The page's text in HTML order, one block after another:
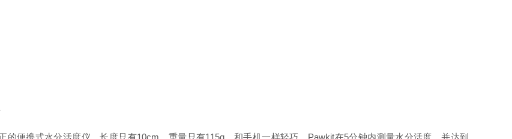
便携式水分活度仪。长度只有10cm，重量只有115g，和手机一样轻巧。Pawkit在5分钟内测量水分活度，并达到